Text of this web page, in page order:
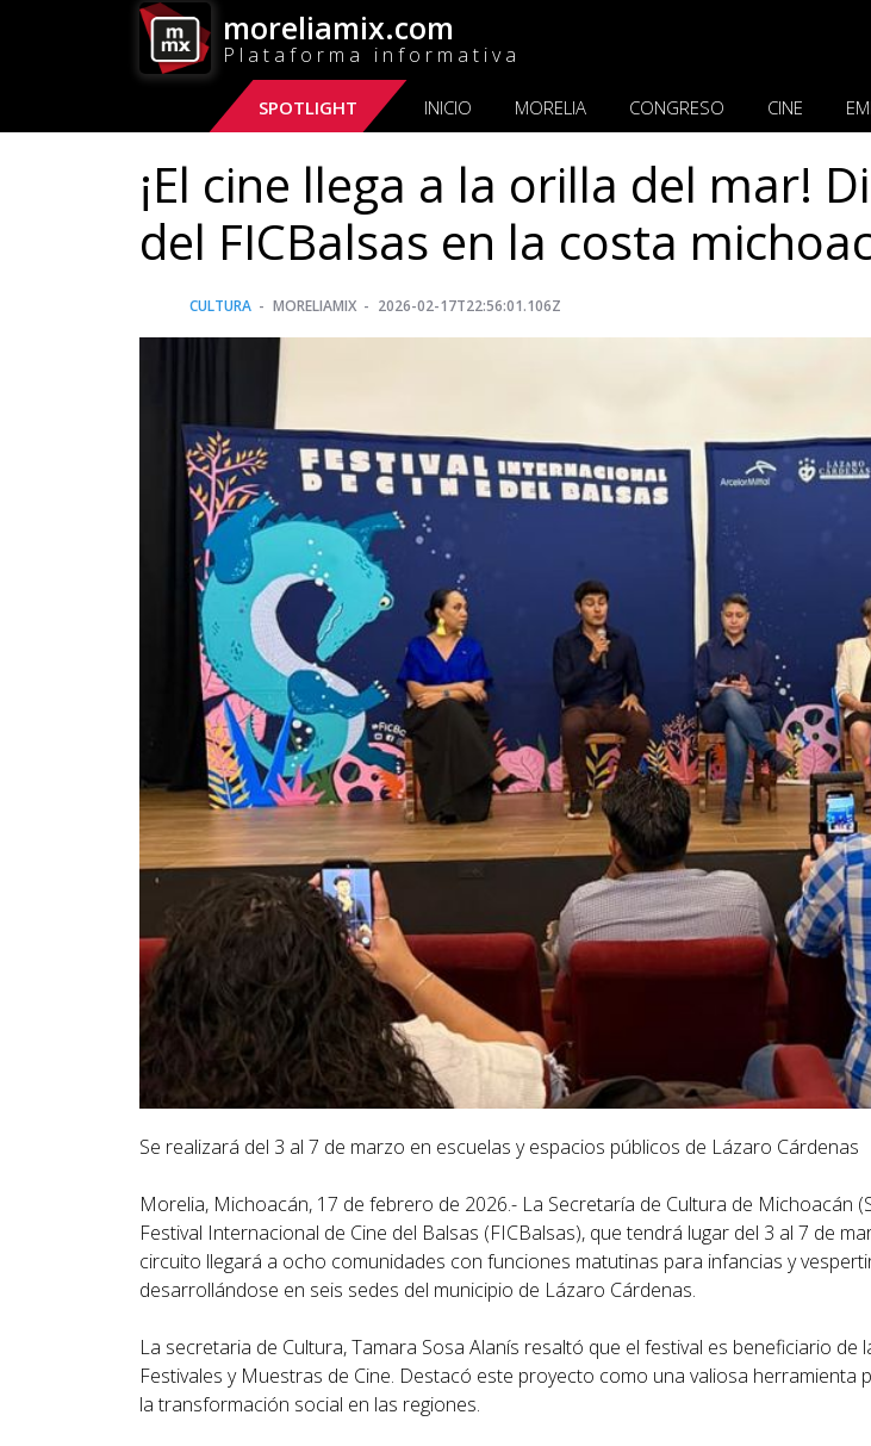
moreliamix.com
Plataforma informativa
SPOTLIGHT INICIO MORELIA CONGRESO CINE
¡El cine llega a la orilla del mar!
del FICBalsas en la costa
CULTURA MORELIAMIX 2026-02-17T22:56:01.106Z
Se realizará del 3 al 7 de marzo en escuelas y espacios públicos de Lázaro Cárdenas
Morelia, Michoacán, 17 de febrero de 2026.- La Secretaría de Cultura de Michoacán
Festival Internacional de Cine del Balsas (FICBalsas), que tendrá lugar del 3 al 7 de
circuito llegará a ocho comunidades con funciones matutinas para infancias y
desarrollándose en seis sedes del municipio de Lázaro Cárdenas.
La secretaria de Cultura, Tamara Sosa Alanís resaltó que el festival es beneficiario
Festivales y Muestras de Cine. Destacó este proyecto como una valiosa
la transformación social en las regiones.